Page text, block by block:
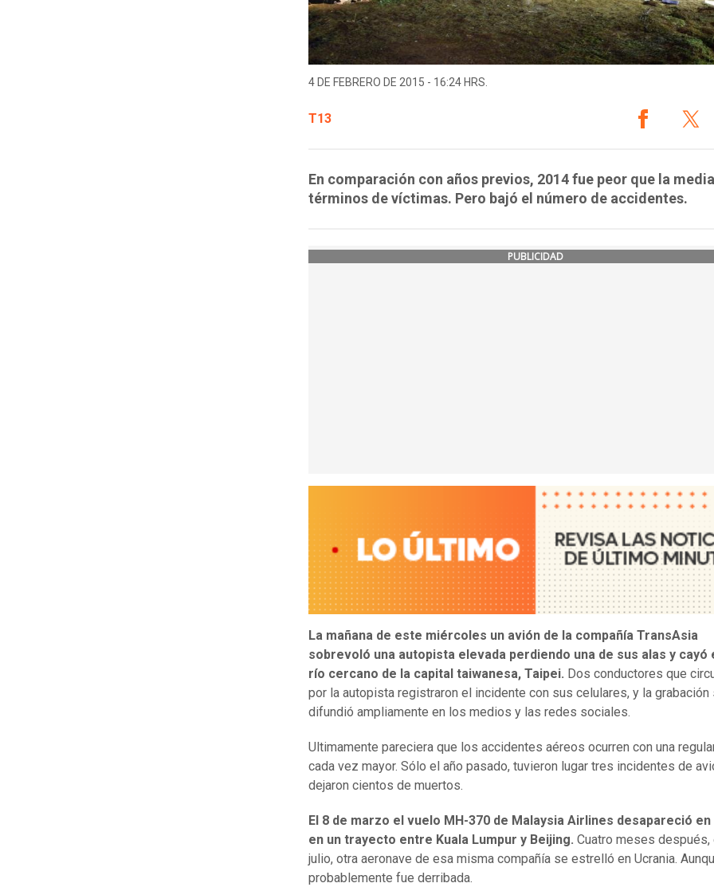
4 DE FEBRERO DE 2015 - 16:24 HRS.
T13
En comparación con años previos, 2014 fue peor que la
términos de víctimas. Pero bajó el número de accidentes.
PUBLICIDAD
La mañana de este miércoles un avión de la compañía TransAsia
sobrevoló una autopista elevada perdiendo una de sus alas y cayó
río cercano de la capital taiwanesa, Taipei. Dos conductores que
por la autopista registraron el incidente con sus celulares, y la grabación
difundió ampliamente en los medios y las redes sociales.
Ultimamente pareciera que los accidentes aéreos ocurren con una
cada vez mayor. Sólo el año pasado, tuvieron lugar tres incidentes de
dejaron cientos de muertos.
El 8 de marzo el vuelo MH-370 de Malaysia Airlines desapareció
en un trayecto entre Kuala Lumpur y Beijing. Cuatro meses después,
julio, otra aeronave de esa misma compañía se estrelló en Ucrania.
probablemente fue derribada.